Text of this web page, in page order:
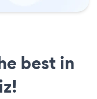
best in